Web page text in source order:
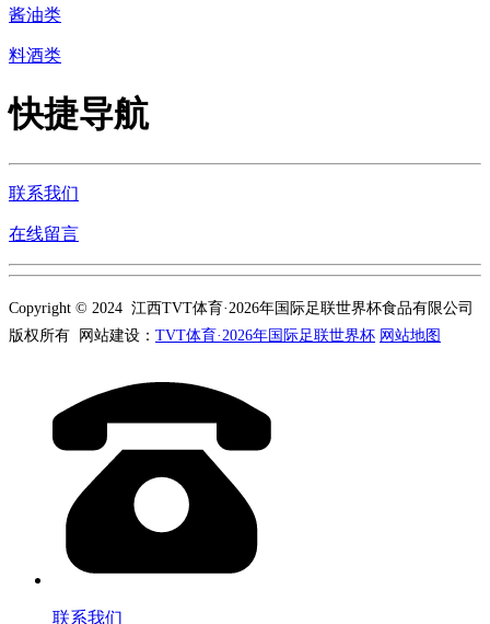
酱油类
料酒类
快捷导航
联系我们
在线留言
Copyright © 2024 江西TVT体育·2026年国际足联世界杯食品有限公司
版权所有 网站建设： TVT体育·2026年国际足联世界杯 网站地图
联系我们